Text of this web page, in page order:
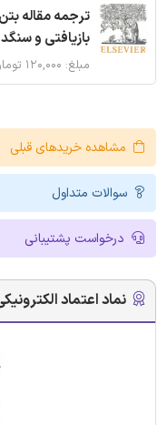
ترجمه مقاله
بازیافتی و
مبلغ: ۱۲۰,۰۰۰ تومان
مشاهده خریدهای قبلی
سوالات متداول
درخواست پشتیبانی
نماد اعتماد